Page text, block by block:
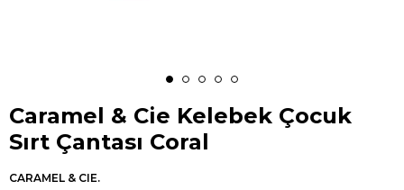
Caramel & Cie Kelebek Çocuk
Sırt Çantası Coral
CARAMEL & CIE.